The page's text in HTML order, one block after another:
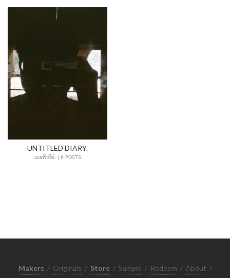
UNTITLED DIARY.
เมอคิวรีย์. | 6 POSTS
Makers / Originals / Store / Sample / Redeem / About /